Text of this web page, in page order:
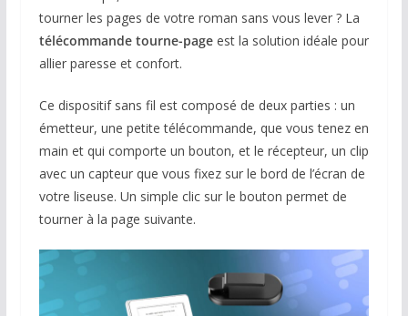
tourner les pages de votre roman sans vous lever ? La
télécommande tourne-pageest la solution idéale pour
allier paresse et confort.
Ce dispositif sans fil est composé de deux parties : un
émetteur, une petite télécommande, que vous tenez en
main et qui comporte un bouton, et le récepteur, un clip
avec un capteur que vous fixez sur le bord de l’écran de
votre liseuse. Un simple clic sur le bouton permet de
tourner à la page suivante.